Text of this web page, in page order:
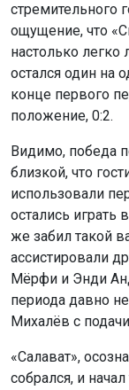
стремительного
ощущение, что
настолько
остался один на
конце первого
положение, 0:2.
Видимо, победа
близкой, что
использовали
остались играть
же забил такой
ассистировали
Мёрфи и Энди
периода давно
Михалёв с
«Салават»,
собрался, и